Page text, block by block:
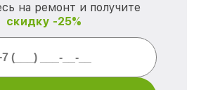
на ремонт и получите
скидку -25%